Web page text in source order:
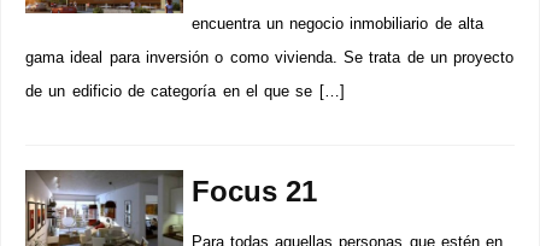
encuentra un negocio inmobiliario de alta
gama ideal para inversión o como vivienda. Se trata de un proyecto
de un edificio de categoría en el que se […]
Focus 21
Para todas aquellas personas que estén en